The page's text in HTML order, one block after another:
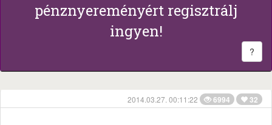
pénznyereményért regisztrálj
ingyen!
?
2014.03.27. 00:11:22 6994 32